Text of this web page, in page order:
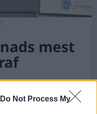
Do Not Process My
mest
månads mest